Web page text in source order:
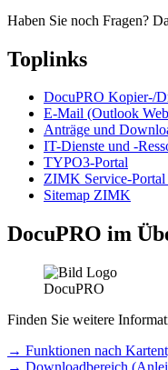
Haben Sie noch Fragen?
Toplinks
DocuPRO Kopier-/
E-Mail (Outlook
Anträge und
IT-Dienste und -
TYPO3-Portal
ZIMK Service-Portal
Sitemap ZIMK
DocuPRO im
Finden Sie weitere
→ Funktionen nach